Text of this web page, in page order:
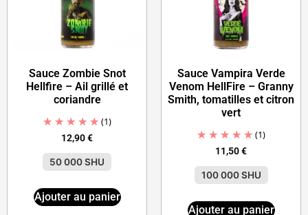
Sauce Zombie Snot
Hellfire – Ail grillé et
coriandre
(1)
12,90€
50 000 SHU
Ajouter au panier
Sauce Vampira Verde
Venom HellFire – Granny
Smith, tomatilles et citron
vert
(1)
11,50€
100 000 SHU
Ajouter au panier